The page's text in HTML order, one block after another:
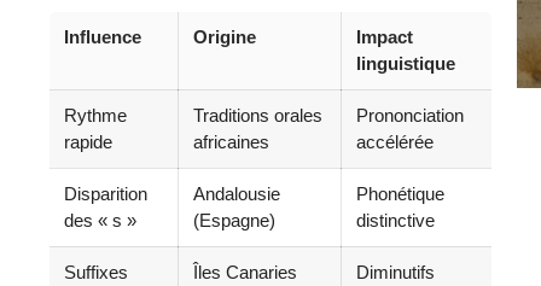
Influence Origine
Impact
linguistique
Rythme
rapide
Traditions orales
africaines
Prononciation
accélérée
Disparition
des « s »
Andalousie
(Espagne)
Phonétique
distinctive
Suffixes
Îles Canaries
Diminutifs